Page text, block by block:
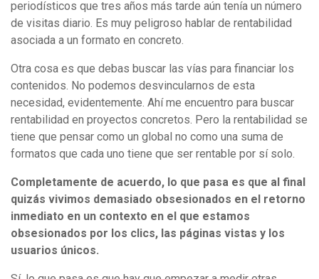
periodísticos que tres años más tarde aún tenía un número
de visitas diario. Es muy peligroso hablar de rentabilidad
asociada a un formato en concreto.
Otra cosa es que debas buscar las vías para financiar los
contenidos. No podemos desvincularnos de esta
necesidad, evidentemente. Ahí me encuentro para buscar
rentabilidad en proyectos concretos. Pero la rentabilidad se
tiene que pensar como un global no como una suma de
formatos que cada uno tiene que ser rentable por sí solo.
Completamente de acuerdo, lo que pasa es que al final
quizás vivimos demasiado obsesionados en el retorno
inmediato en un contexto en el que estamos
obsesionados por los clics, las páginas vistas y los
usuarios únicos.